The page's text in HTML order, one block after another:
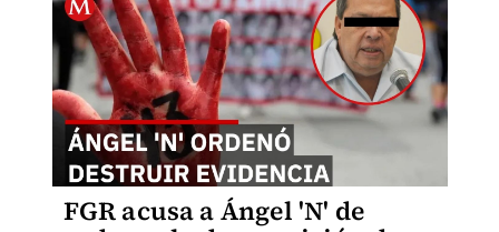
FGR acusa a Ángel 'N' de